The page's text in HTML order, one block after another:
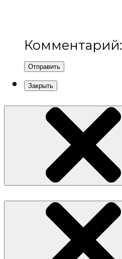
Комментарий:
Отправить
Закрыть